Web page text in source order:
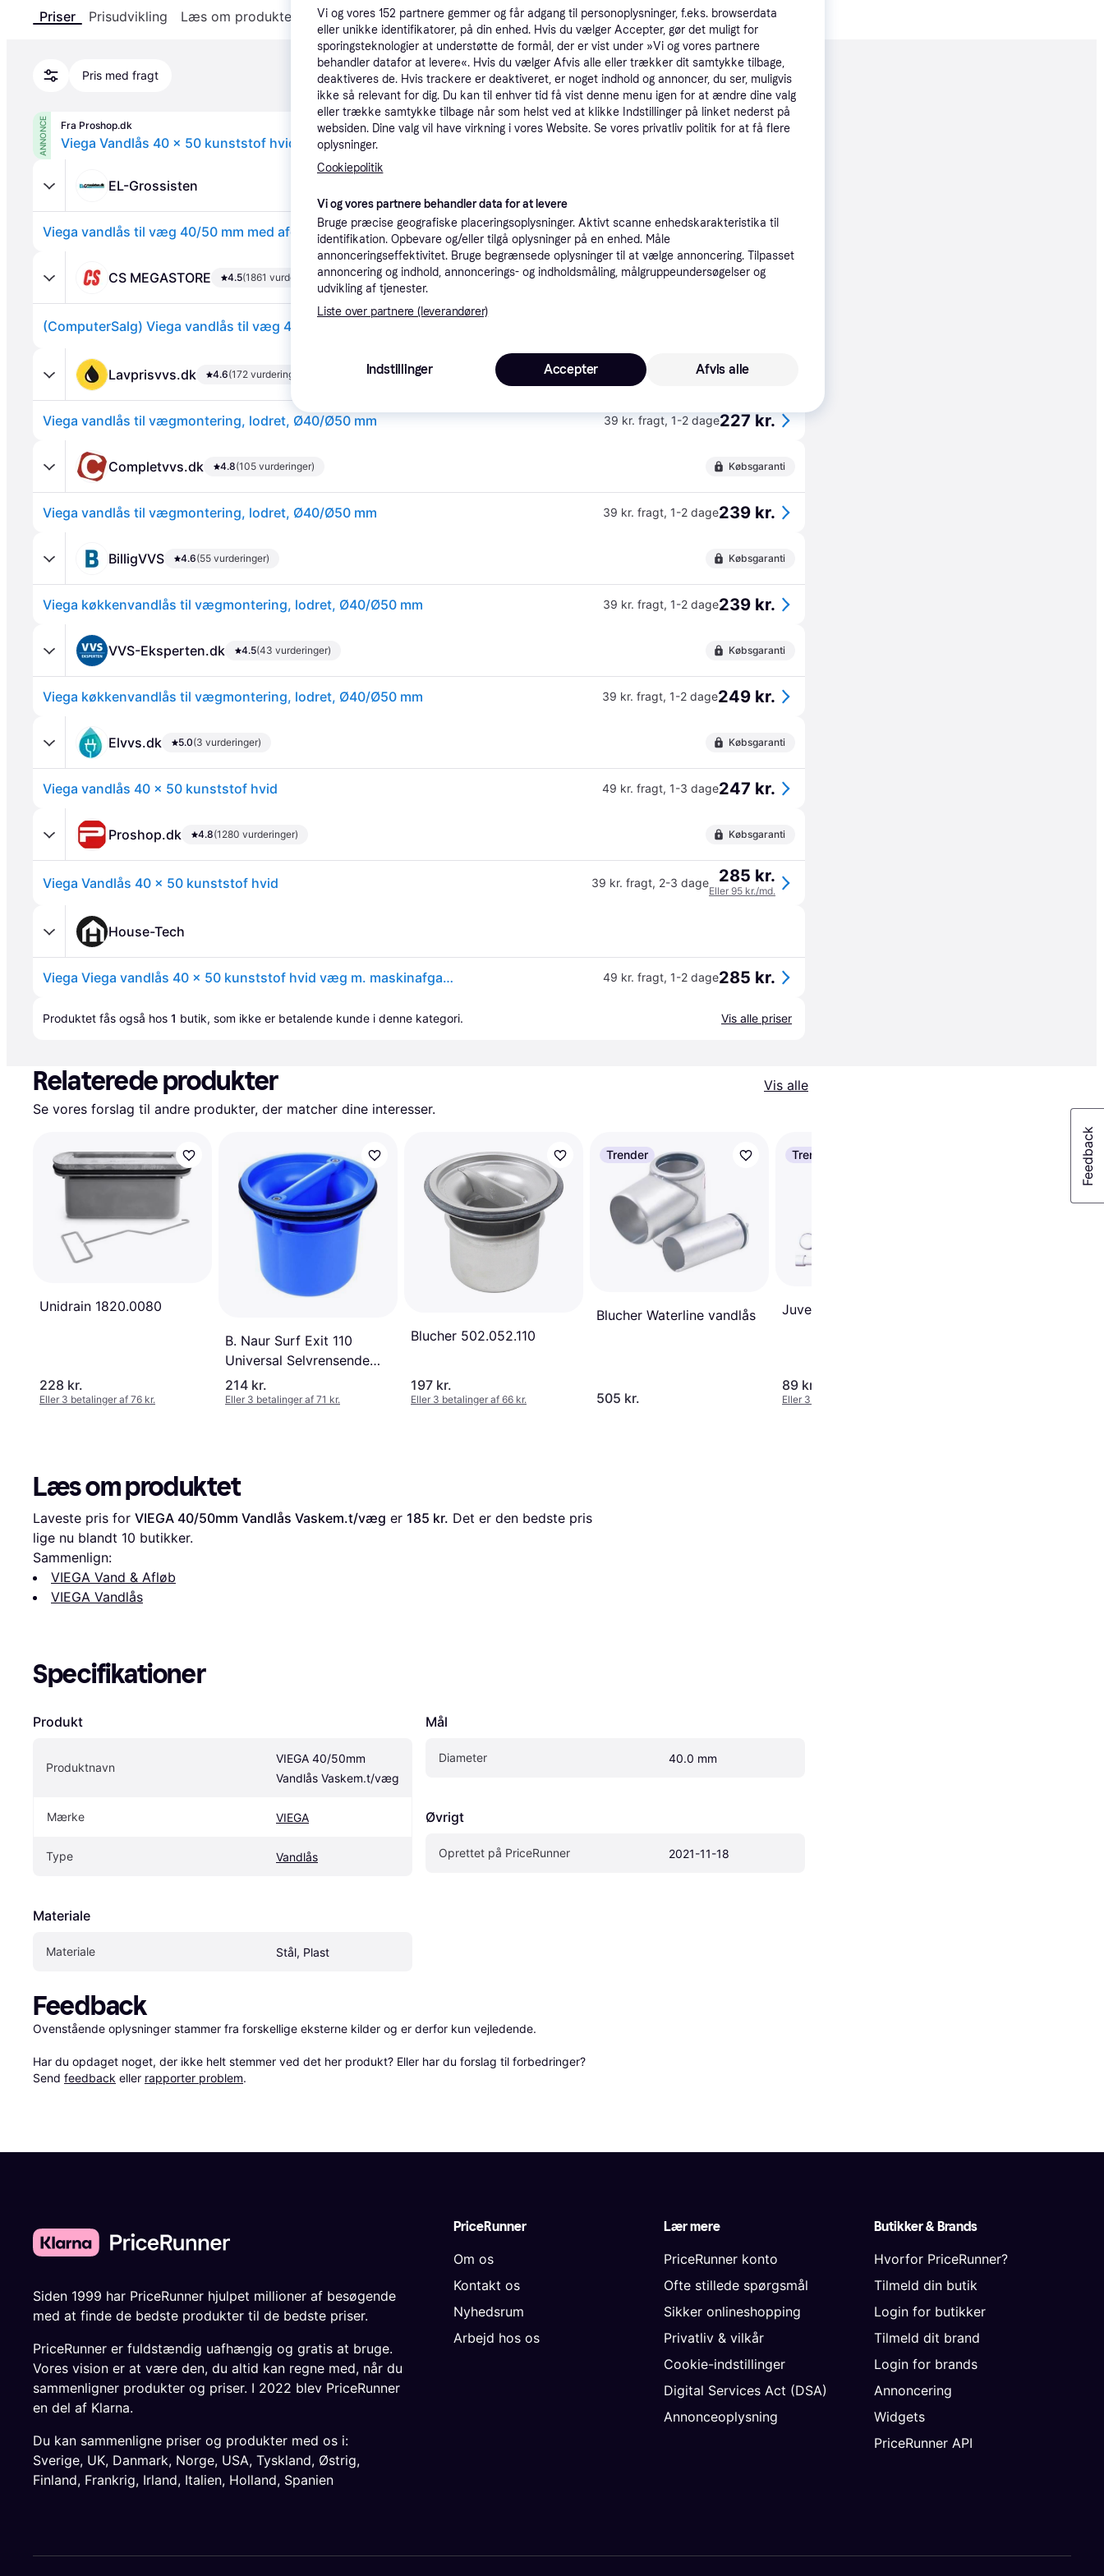
Priser Prisudvikling Læs om produktet Specifikationer
Pris med fragt Promoveret
ANNONCE Fra Proshop.dk
Viega Vandlås 40 x 50 kunststof hvid 39 kr. fragt,2-3 dage 285 kr.
EL-Grossisten
Viega vandlås til væg 40/50 mm med afgang til vaskemaskine Laveste pris·Fri fragt185 kr.
CS MEGASTORE 4.5(1861 vurderinger) Købsgaranti
Lavprisvvs.dk 4.6(172 vurderinger) Købsgaranti
Viega vandlås til vægmontering, lodret, Ø40/Ø50 mm 39 kr. fragt, 1-2 dage227 kr.
Completvvs.dk 4.8(105 vurderinger) Købsgaranti
Viega vandlås til vægmontering, lodret, Ø40/Ø50 mm 39 kr. fragt, 1-2 dage239 kr.
BilligVVS 4.6(55 vurderinger) Købsgaranti
Viega køkkenvandlås til vægmontering, lodret, Ø40/Ø50 mm 39 kr. fragt, 1-2 dage239 kr.
VVS-Eksperten.dk 4.5(43 vurderinger) Købsgaranti
Viega køkkenvandlås til vægmontering, lodret, Ø40/Ø50 mm 39 kr. fragt, 1-2 dage249 kr.
Elvvs.dk 5.0(3 vurderinger) Købsgaranti
Viega vandlås 40 x 50 kunststof hvid 49 kr. fragt, 1-3 dage247 kr.
Proshop.dk 4.8(1280 vurderinger) Købsgaranti
Viega Vandlås 40 x 50 kunststof hvid 39 kr. fragt, 2-3 dage 285 kr.
Eller 95 kr./md.
House-Tech
Viega Viega vandlås 40 x 50 kunststof hvid væg m. maskinafgang 1 STK 49 kr. fragt, 1-2 dage285 kr.
Produktet fås også hos 1 butik, som ikke er betalende kunde i denne kategori. Vis alle priser
Relaterede produkter
Vis alle
Se vores forslag til andre produkter, der matcher dine interesser.
Unidrain 1820.0080
228 kr.
Eller 3 betalinger af 76 kr.
B. Naur Surf Exit 110
Universal Selvrensende
Vandlås
214 kr.
Eller 3 betalinger af 71 kr.
Blucher 502.052.110
197 kr.
Eller 3 betalinger af 66 kr.
Trender
Blucher Waterline vandlås
505 kr.
Trender
Juvel Flex Vandlås
89 kr.
Eller 3 betalinger af 30 kr.
Læs om produktet
Laveste pris for VIEGA 40/50mm Vandlås Vaskem.t/væg er 185 kr. Det er den bedste pris
lige nu blandt 10 butikker.
Sammenlign:
VIEGA Vand & Afløb
VIEGA Vandlås
Specifikationer
Produkt
Produktnavn
VIEGA 40/50mm
Vandlås Vaskem.t/væg
Mærke VIEGA
Type Vandlås
Materiale
Materiale Stål, Plast
Mål
Diameter 40.0 mm
Øvrigt
Oprettet på PriceRunner 2021-11-18
Feedback
Ovenstående oplysninger stammer fra forskellige eksterne kilder og er derfor kun vejledende.
Har du opdaget noget, der ikke helt stemmer ved det her produkt? Eller har du forslag til forbedringer?
Send feedback eller rapporter problem.
PriceRunner
Om os
Kontakt os
Nyhedsrum
Arbejd hos os
Lær mere
PriceRunner konto
Ofte stillede spørgsmål
Sikker onlineshopping
Privatliv & vilkår
Cookie-indstillinger
Digital Services Act (DSA)
Annonceoplysning
Butikker & Brands
Hvorfor PriceRunner?
Tilmeld din butik
Login for butikker
Tilmeld dit brand
Login for brands
Annoncering
Widgets
PriceRunner API
Siden 1999 har PriceRunner hjulpet millioner af besøgende
med at finde de bedste produkter til de bedste priser.
PriceRunner er fuldstændig uafhængig og gratis at bruge.
Vores vision er at være den, du altid kan regne med, når du
sammenligner produkter og priser. I 2022 blev PriceRunner
en del af Klarna.
Du kan sammenligne priser og produkter med os i:
Sverige, UK, Danmark, Norge, USA, Tyskland, Østrig,
Finland, Frankrig, Irland, Italien, Holland, Spanien
Vi og vores 152 partnere gemmer og får adgang til personoplysninger, f.eks. browserdata
eller unikke identifikatorer, på din enhed. Hvis du vælger Accepter, gør det muligt for
sporingsteknologier at understøtte de formål, der er vist under »Vi og vores partnere
behandler datafor at levere«. Hvis du vælger Afvis alle eller trækker dit samtykke tilbage,
deaktiveres de. Hvis trackere er deaktiveret, er noget indhold og annoncer, du ser, muligvis
ikke så relevant for dig. Du kan til enhver tid få vist denne menu igen for at ændre dine valg
eller trække samtykke tilbage når som helst ved at klikke Indstillinger på linket nederst på
websiden. Dine valg vil have virkning i vores Website. Se vores privatliv politik for at få flere
oplysninger.
Cookiepolitik
Vi og vores partnere behandler data for at levere
Bruge præcise geografiske placeringsoplysninger. Aktivt scanne enhedskarakteristika til
identifikation. Opbevare og/eller tilgå oplysninger på en enhed. Måle
annonceringseffektivitet. Bruge begrænsede oplysninger til at vælge annoncering. Tilpasset
annoncering og indhold, annoncerings- og indholdsmåling, målgruppeundersøgelser og
udvikling af tjenester.
Liste over partnere (leverandører)
Indstillinger Afvis alle
Accepter